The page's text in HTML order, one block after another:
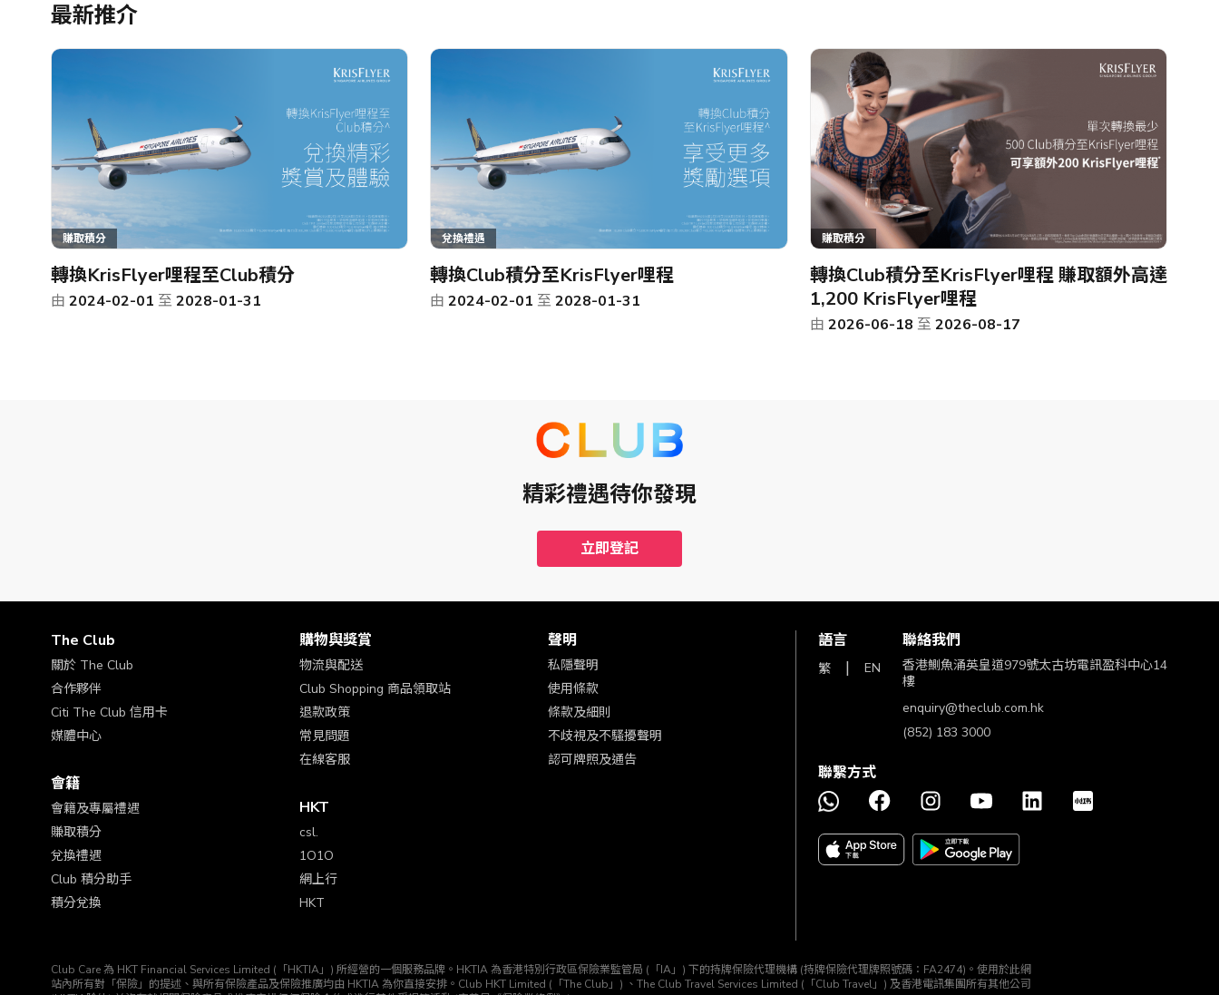
戶外及旅行
送禮及精品
最新推介
賺取積分
轉換KrisFlyer哩程至Club積分
由 2024-02-01 至 2028-01-31
兌換禮遇
轉換Club積分至KrisFlyer哩程
由 2024-02-01 至 2028-01-31
賺取積分
轉換Club積分至KrisFlyer哩程 賺取額外高達
1,200 KrisFlyer哩程
由 2026-06-18 至 2026-08-17
精彩禮遇待你發現
立即登記
The Club
關於 The Club
合作夥伴
媒體中心
Citi The Club 信用卡
會籍
兌換禮遇
Club 積分助手
積分兌換
會籍及專屬禮遇
賺取積分
購物與獎賞
退款政策
常見問題
在線客服
Club Shopping 商品領取站
物流與配送
HKT
1O1O
csl.
HKT
網上行
聲明
不歧視及不騷擾聲明
使用條款
私隱聲明
認可牌照及通告
條款及細則
語言
繁 EN
聯絡我們
香港鰂魚涌英皇道979號太古坊電訊盈科中心14
樓
enquiry@theclub.com.hk
(852) 183 3000
聯繫方式
Club Care 為 HKT Financial Services Limited (「HKTIA」) 所經營的一個服務品牌。HKTIA 為香港特別行政區保險業監管局 (「IA」) 下的持牌保險代理機構 (持牌保險代理牌照號碼：FA2474)。使用於此網
站內所有對「保險」的提述、與所有保險產品及保險推廣均由 HKTIA 為你直接安排。Club HKT Limited (「The Club」) 、The Club Travel Services Limited (「Club Travel」) 及香港電訊集團所有其他公司